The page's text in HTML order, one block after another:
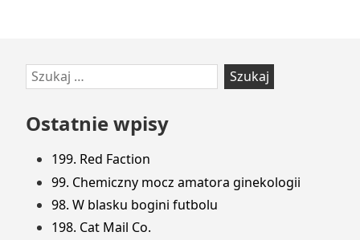
Przejdź
do
stopki
Szukaj:
Ostatnie wpisy
199. Red Faction
99. Chemiczny mocz amatora ginekologii
98. W blasku bogini futbolu
198. Cat Mail Co.